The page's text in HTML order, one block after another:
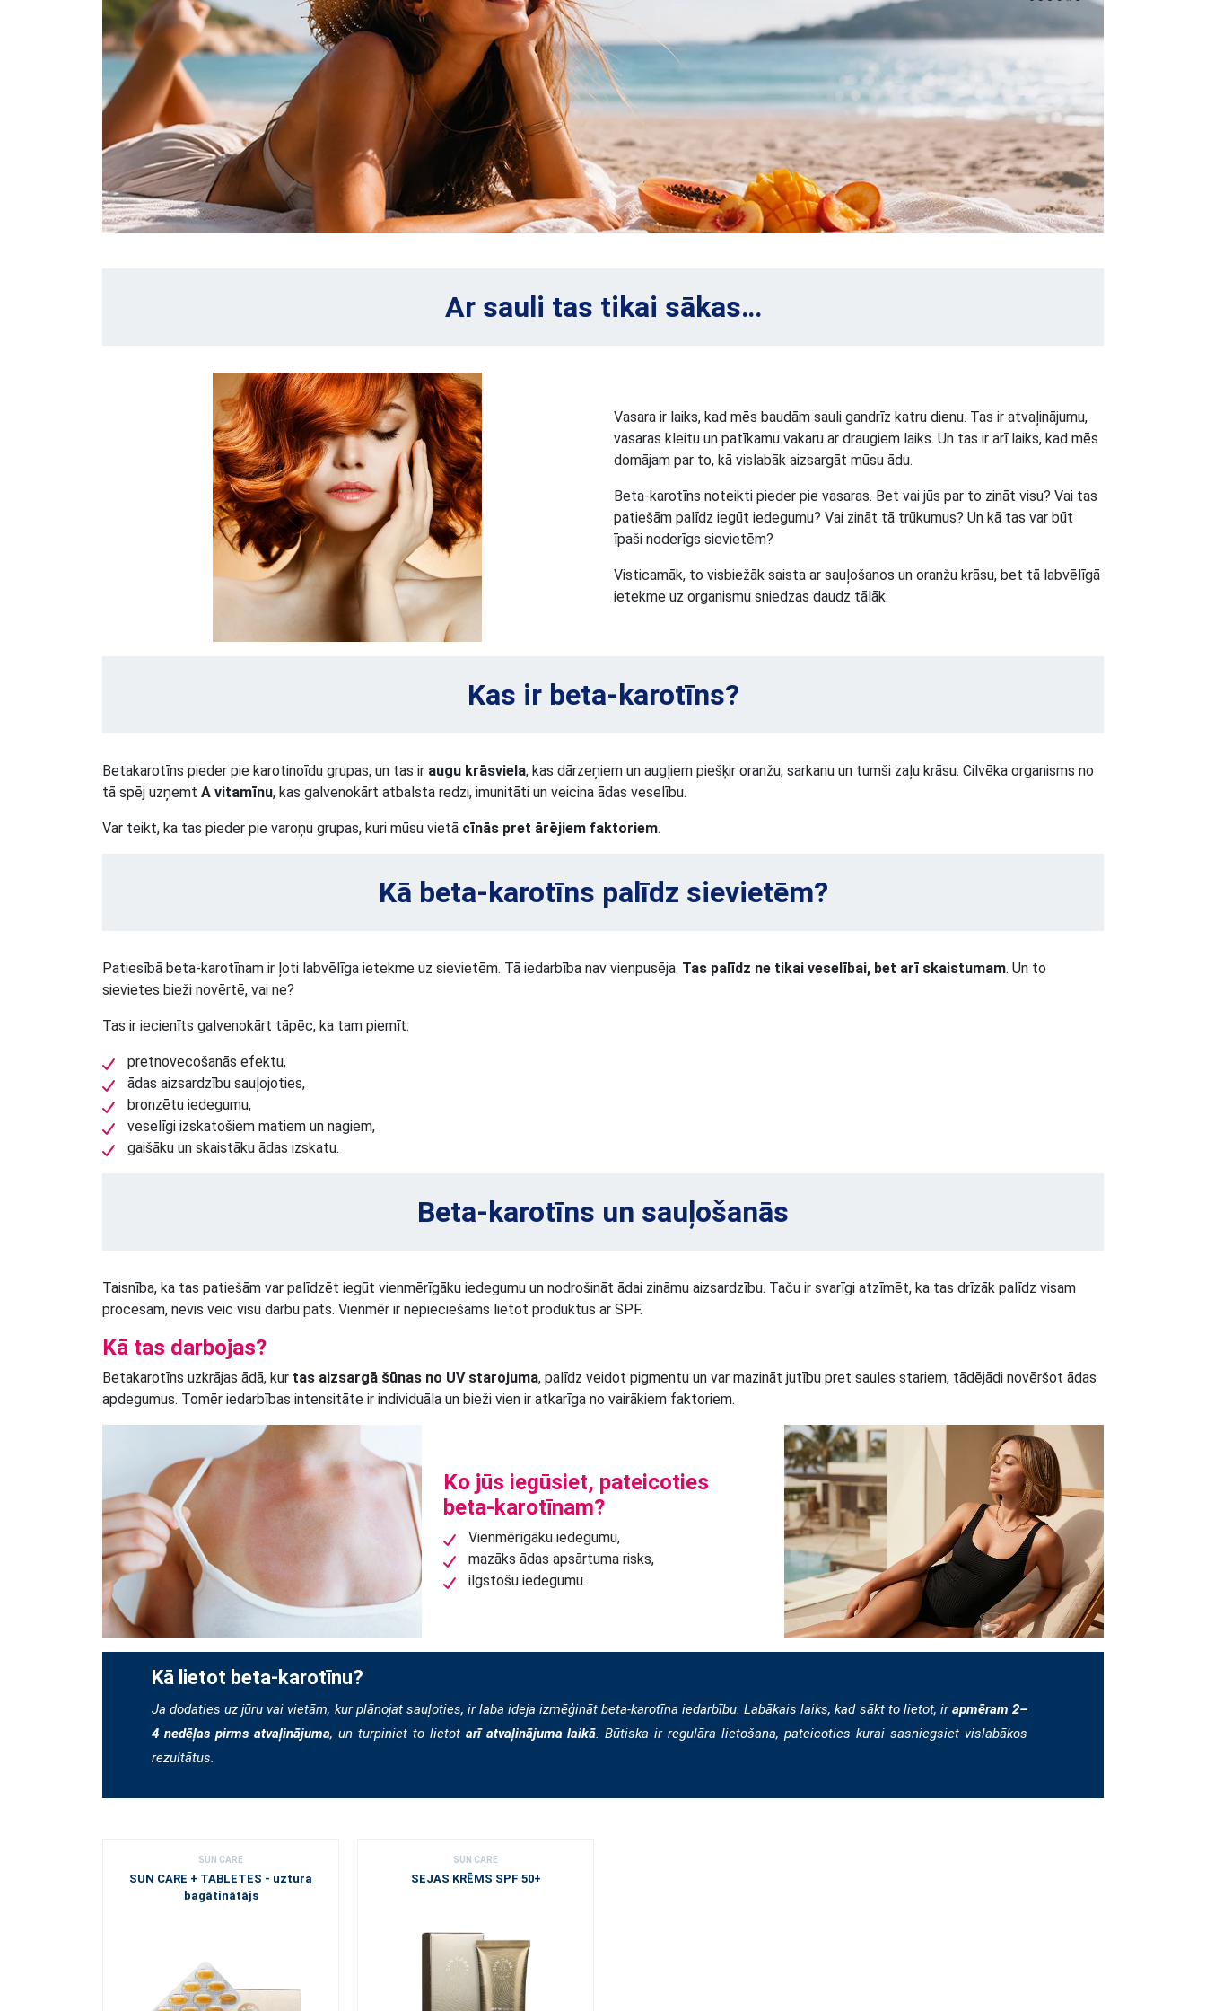
Ar sauli tas tikai sākas…
Vasara ir laiks, kad mēs baudām sauli gandrīz katru dienu. Tas ir atvaļinājumu,
vasaras kleitu un patīkamu vakaru ar draugiem laiks. Un tas ir arī laiks, kad mēs
domājam par to, kā vislabāk aizsargāt mūsu ādu.
Beta-karotīns noteikti pieder pie vasaras. Bet vai jūs par to zināt visu? Vai tas
patiešām palīdz iegūt iedegumu? Vai zināt tā trūkumus? Un kā tas var būt
īpaši noderīgs sievietēm?
Visticamāk, to visbiežāk saista ar sauļošanos un oranžu krāsu, bet tā labvēlīgā
ietekme uz organismu sniedzas daudz tālāk.
Kas ir beta-karotīns?
Betakarotīns pieder pie karotinoīdu grupas, un tas ir augu krāsviela, kas dārzeņiem un augļiem piešķir oranžu, sarkanu un tumši zaļu krāsu. Cilvēka organisms no
tā spēj uzņemt A vitamīnu, kas galvenokārt atbalsta redzi, imunitāti un veicina ādas veselību.
Var teikt, ka tas pieder pie varoņu grupas, kuri mūsu vietā cīnās pret ārējiem faktoriem.
Kā beta-karotīns palīdz sievietēm?
Patiesībā beta-karotīnam ir ļoti labvēlīga ietekme uz sievietēm. Tā iedarbība nav vienpusēja. Tas palīdz ne tikai veselībai, bet arī skaistumam. Un to
sievietes bieži novērtē, vai ne?
Tas ir iecienīts galvenokārt tāpēc, ka tam piemīt:
pretnovecošanās efektu,
ādas aizsardzību sauļojoties,
bronzētu iedegumu,
veselīgi izskatošiem matiem un nagiem,
gaišāku un skaistāku ādas izskatu.
Beta-karotīns un sauļošanās
Taisnība, ka tas patiešām var palīdzēt iegūt vienmērīgāku iedegumu un nodrošināt ādai zināmu aizsardzību. Taču ir svarīgi atzīmēt, ka tas drīzāk palīdz visam
procesam, nevis veic visu darbu pats. Vienmēr ir nepieciešams lietot produktus ar SPF.
Kā tas darbojas?
Betakarotīns uzkrājas ādā, kur tas aizsargā šūnas no UV starojuma, palīdz veidot pigmentu un var mazināt jutību pret saules stariem, tādējādi novēršot ādas
apdegumus. Tomēr iedarbības intensitāte ir individuāla un bieži vien ir atkarīga no vairākiem faktoriem.
Ko jūs iegūsiet, pateicoties
beta-karotīnam?
Vienmērīgāku iedegumu,
mazāks ādas apsārtuma risks,
ilgstošu iedegumu.
Kā lietot beta-karotīnu?
Ja dodaties uz jūru vai vietām, kur plānojat sauļoties, ir laba ideja izmēģināt beta-karotīna iedarbību. Labākais laiks, kad sākt to lietot, irapmēram 2–
4 nedēļas pirms atvaļinājuma, un turpiniet to lietot arī atvaļinājuma laikā. Būtiska ir regulāra lietošana, pateicoties kurai sasniegsiet vislabākos
rezultātus.
SUN CARE
SUN CARE + TABLETES - uztura
bagātinātājs
SUN CARE
SEJAS KRĒMS SPF 50+